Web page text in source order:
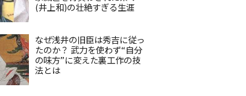
(井上和)の壮絶すぎる生涯
なぜ浅井の旧臣は秀吉に従っ
たのか？ 武力を使わず“自分
の味方”に変えた裏工作の技
法とは